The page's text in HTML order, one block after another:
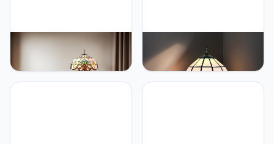
Bidesen Tiffany Yellow
Liaison Floor Lamp -
40.6cm Antique Corner
Reading Lamp -
Bidesen 8" Tiffany Style
Table Lamp, Vintage
Handmade Stained Glass
Shade Lighting, Bedroom